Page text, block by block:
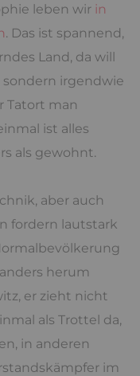
leben wir in
. Das ist spannend,
Land, da will
sondern irgendwie
Tatort man
ist alles
als gewohnt.
aber auch
fordern lautstark
herum
er zieht nicht
als Trottel da,
in anderen
im